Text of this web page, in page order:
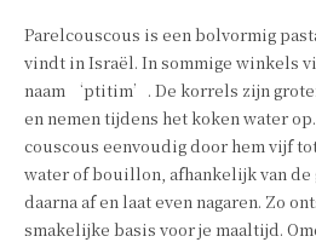
Parelcouscous is een bolvormig
vindt in Israël. In sommige winkels
naam ‘ptitim’. De korrels zijn
en nemen tijdens het koken water
couscous eenvoudig door hem vijf
water of bouillon, afhankelijk van
daarna af en laat even nagaren. Zo
smakelijke basis voor je maaltijd.